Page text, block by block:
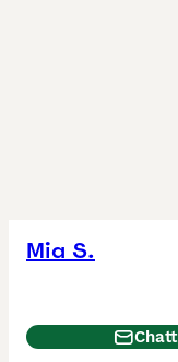
Mia S.
Chatt